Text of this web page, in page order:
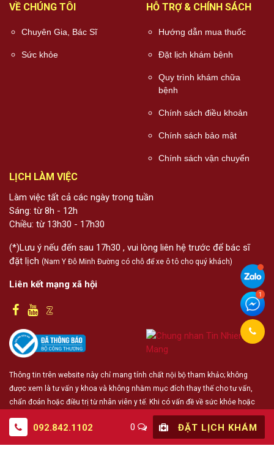
VỀ CHÚNG TÔI
Chuyên Gia, Bác Sĩ
Sức khỏe
HỖ TRỢ & CHÍNH SÁCH
Hướng dẫn mua thuốc
Đặt lịch khám bệnh
Quy trình khám chữa
bệnh
Chính sách điều khoản
Chính sách bảo mật
Chính sách vận chuyển
LỊCH LÀM VIỆC
Làm việc tất cả các ngày trong tuần
Sáng: từ 8h - 12h
Chiều: từ 13h30 - 17h30
(*)Lưu ý nếu đến sau 17h30 , vui lòng liên hệ trước để bác sĩ
đặt lịch (Nam Y Đỗ Minh Đường có chỗ để xe ô tô cho quý khách)
Liên kết mạng xã hội
Thông tin trên website này chỉ mang tính chất nội bộ tham khảo; không
được xem là tư vấn y khoa và không nhằm mục đích thay thế cho tư vấn,
chẩn đoán hoặc điều trị từ nhân viên y tế. Khi có vấn đề về sức khỏe hoặc
cần hỗ trợ cấp cứu người đọc cần liên hệ bác sĩ và cơ sở y tế gần nhất
092.842.1102 0 ĐẶT LỊCH KHÁM